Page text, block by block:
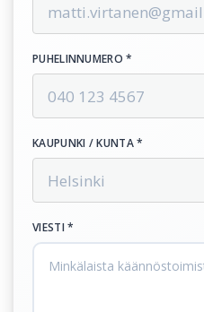
PUHELINNUMERO *
KAUPUNKI / KUNTA *
VIESTI *